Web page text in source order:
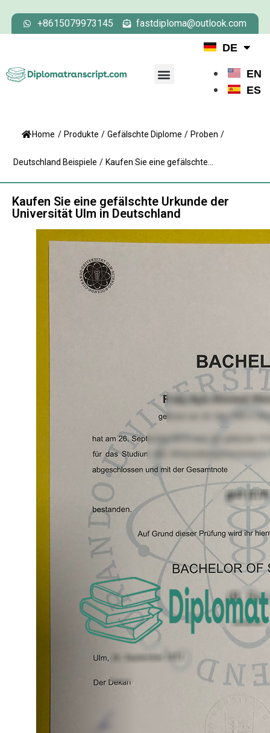
+8615079973145 fastdiploma@outlook.com
DE
EN
ES
Home / Produkte / Gefälschte Diplome / Proben /
Deutschland Beispiele / Kaufen Sie eine gefälschte...
Kaufen Sie eine gefälschte Urkunde der
Universität Ulm in Deutschland